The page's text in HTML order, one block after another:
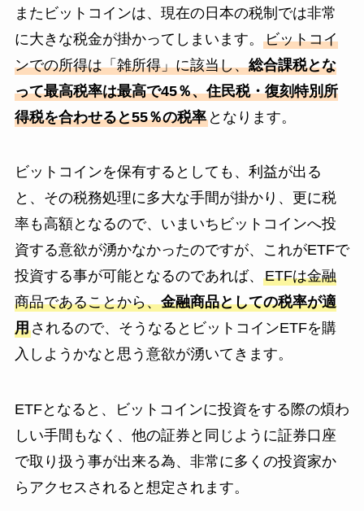
またビットコインは、現在の日本の税制では非常
に大きな税金が掛かってしまいます。 ビットコイ
ンでの所得は「雑所得」に該当し、総合課税とな
って最高税率は最高で45％、住民税・復刻特別所
得税を合わせると55％の税率となります。
ビットコインを保有するとしても、利益が出る
と、その税務処理に多大な手間が掛かり、更に税
率も高額となるので、いまいちビットコインへ投
資する意欲が湧かなかったのですが、これがETFで
投資する事が可能となるのであれば、 ETFは金融
商品であることから、金融商品としての税率が適
用されるので、そうなるとビットコインETFを購
入しようかなと思う意欲が湧いてきます。
ETFとなると、ビットコインに投資をする際の煩わ
しい手間もなく、他の証券と同じように証券口座
で取り扱う事が出来る為、非常に多くの投資家か
らアクセスされると想定されます。